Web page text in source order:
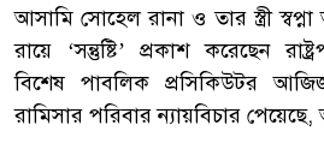
আসামি সোহেল রানা ও তার স্ত্রী
রায়ে ‘সন্তুষ্টি’ প্রকাশ করেছেন
বিশেষ পাবলিক প্রসিকিউটর
রামিসার পরিবার ন্যায়বিচার পেয়েছে,